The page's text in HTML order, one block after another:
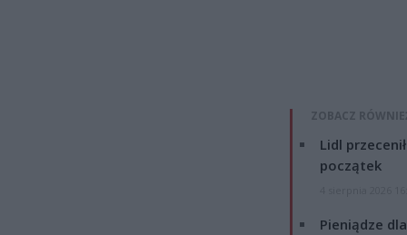
ZOBACZ
Lidl
początek
Pieniądze